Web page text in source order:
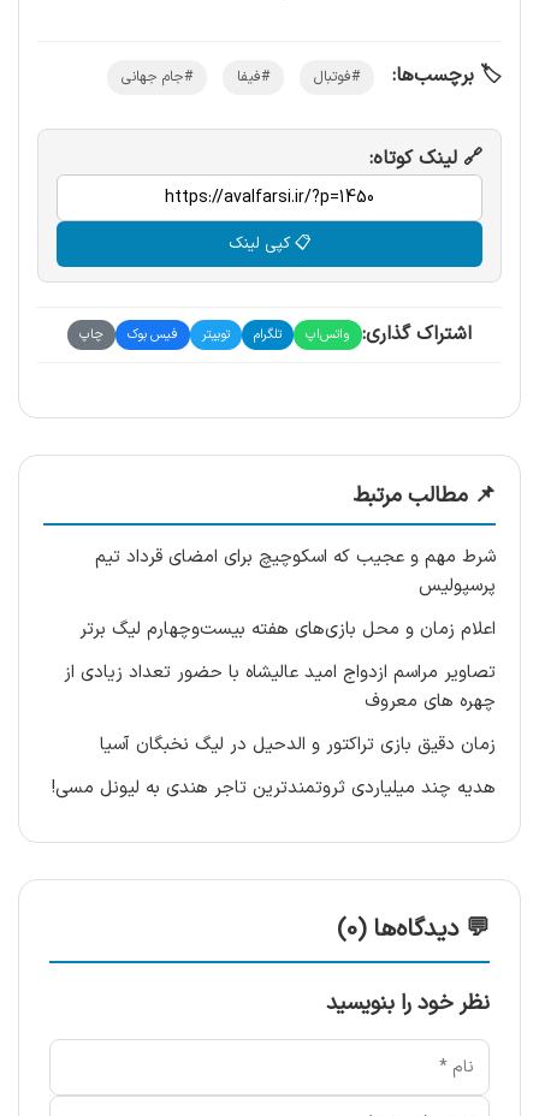
🏷️ برچسب‌ها: #فوتبال #فیفا #جام جهانی
🔗 لینک کوتاه:
📋 کپی لینک
اشتراک گذاری: واتس‌اپ تلگرام توییتر فیس بوک چاپ
📌 مطالب مرتبط
شرط مهم و عجیب که اسکوچیچ برای امضای قرداد تیم
پرسپولیس
اعلام زمان و محل بازی‌های هفته بیست‌وچهارم لیگ برتر
تصاویر مراسم ازدواج امید عالیشاه با حضور تعداد زیادی از
چهره های معروف
زمان دقیق بازی تراکتور و الدحیل در لیگ نخبگان آسیا
هدیه چند میلیاردی ثروتمندترین تاجر هندی به لیونل مسی!
💬 دیدگاه‌ها (0)
نظر خود را بنویسید